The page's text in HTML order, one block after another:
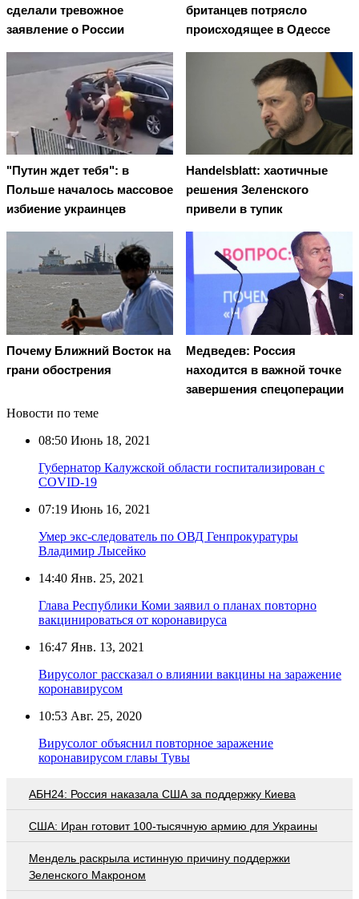
сделали тревожное
заявление о России
британцев потрясло
происходящее в Одессе
"Путин ждет тебя": в
Польше началось массовое
избиение украинцев
Handelsblatt: хаотичные
решения Зеленского
привели в тупик
Почему Ближний Восток на
грани обострения
Медведев: Россия
находится в важной точке
завершения спецоперации
Новости по теме
08:50 Июнь 18, 2021
Губернатор Калужской области госпитализирован с
COVID-19
07:19 Июнь 16, 2021
Умер экс-следователь по ОВД Генпрокуратуры
Владимир Лысейко
14:40 Янв. 25, 2021
Глава Республики Коми заявил о планах повторно
вакцинироваться от коронавируса
16:47 Янв. 13, 2021
Вирусолог рассказал о влиянии вакцины на заражение
коронавирусом
10:53 Авг. 25, 2020
Вирусолог объяснил повторное заражение
коронавирусом главы Тувы
АБН24: Россия наказала США за поддержку Киева
США: Иран готовит 100-тысячную армию для Украины
Мендель раскрыла истинную причину поддержки
Зеленского Макроном